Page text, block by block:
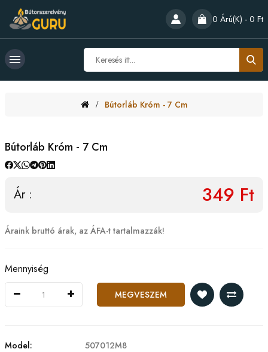
0 Árú(k) - 0 Ft
Bútorláb Króm - 7 Cm
Bútorláb Króm - 7 Cm
Ár : 349 Ft
Áraink bruttó árak, az ÁFA-t tartalmazzák!
Mennyiség
MEGVESZEM
Model:
507012M8